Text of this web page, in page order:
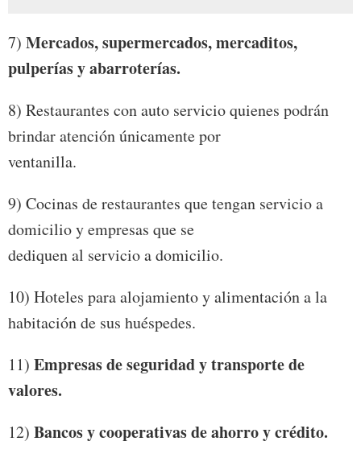
7) Mercados, supermercados, mercaditos,
pulperías y abarroterías.
8) Restaurantes con auto servicio quienes podrán
brindar atención únicamente por
ventanilla.
9) Cocinas de restaurantes que tengan servicio a
domicilio y empresas que se
dediquen al servicio a domicilio.
10) Hoteles para alojamiento y alimentación a la
habitación de sus huéspedes.
11) Empresas de seguridad y transporte de
valores.
12) Bancos y cooperativas de ahorro y crédito.